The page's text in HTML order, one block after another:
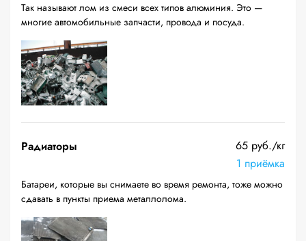
Так называют лом из смеси всех типов алюминия. Это —
многие автомобильные запчасти, провода и посуда.
Радиаторы
65 руб./кг
1 приёмка
Батареи, которые вы снимаете во время ремонта, тоже можно
сдавать в пункты приема металлолома.